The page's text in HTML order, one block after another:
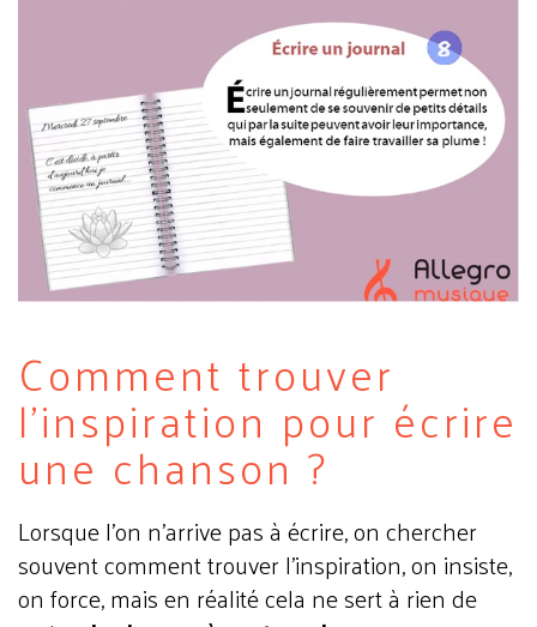
Comment trouver
l'inspiration pour écrire
une chanson ?
Lorsque l’on n’arrive pas à écrire, on chercher
souvent comment trouver l'inspiration, on insiste,
on force, mais en réalité cela ne sert à rien de